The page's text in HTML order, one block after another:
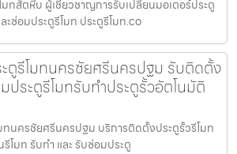
มทสัตหีบ ผู้เชี่ยวชาญการรับเปลี่ยนมอเตอร์ประตู
ะซ่อมประตูรีโมท ประตูรีโมท.co
ตูรีโมทนครชัยศรีนครปฐม รับติดตั้ง
ประตูรีโมทรับทำประตูรั้วอัตโนมัติ
นครชัยศรีนครปฐม บริการติดตั้งประตูรั้วรีโมท
โมท รับทำ และ รับซ่อมประตู